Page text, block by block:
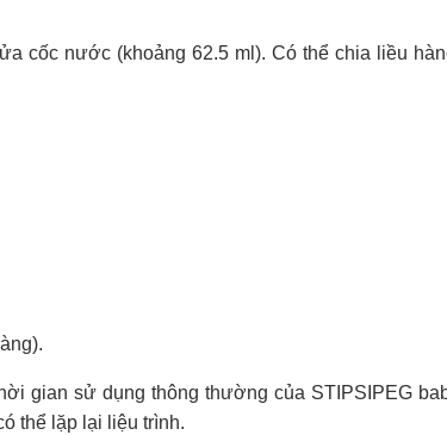
cốc nước (khoảng 62.5 ml). Có thể chia liều
gian sử dụng thông thường của STIPSIPEG
thể lặp lại liệu trình.